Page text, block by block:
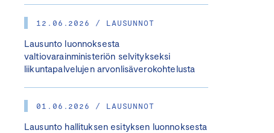
12.06.2026 / LAUSUNNOT
Lausunto luonnoksesta
valtiovarainministeriön selvitykseksi
liikuntapalvelujen arvonlisäverokohtelusta
01.06.2026 / LAUSUNNOT
Lausunto hallituksen esityksen luonnoksesta